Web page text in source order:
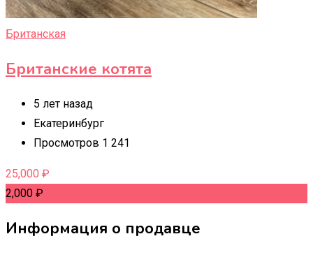
Британская
Британские котята
5 лет назад
Екатеринбург
Просмотров 1 241
25,000 ₽
2,000 ₽
Информация о продавце